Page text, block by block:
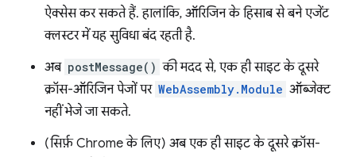
ऐक्सेस कर सकते हैं. हालांकि, ऑरिजिन के हिसाब से बने एजेंट
क्लस्टर में यह सुविधा बंद रहती है.
अब postMessage() की मदद से, एक ही साइट के दूसरे
क्रॉस-ऑरिजिन पेजों पर WebAssembly.Module ऑब्जेक्ट
नहीं भेजे जा सकते.
(सिर्फ़ Chrome के लिए) अब एक ही साइट के दूसरे क्रॉस-